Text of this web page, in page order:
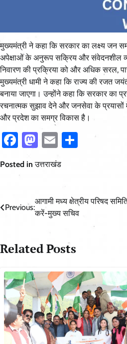
मुख्यमंत्री ने कहा कि सरकार का लक्ष्य जन
अपेक्षाओं के अनुरूप सक्रिय और संवेदनशील
निवारण की प्रक्रिया को और अधिक सरल,
मुख्यमंत्री धामी ने कहा कि राज्य की रजत
बनाया जाएगा। उन्होंने कहा कि सरकार का
रचनात्मक सुझाव देने और जनसेवा के प्रयासों
और प्रदेश का समग्र विकास है।
Facebook
Mastodon
EmailShare
Posted inउत्तराखंड
Post
navigation
Previous:
आगामी मध्य क्षेत्रीय परिषद
करें-मुख्य सचिव
Related Posts